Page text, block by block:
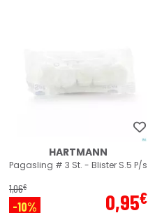
HARTMANN
Pagasling # 3 St. - Blister S.5 P/s
1,06€
-10% 0,95€